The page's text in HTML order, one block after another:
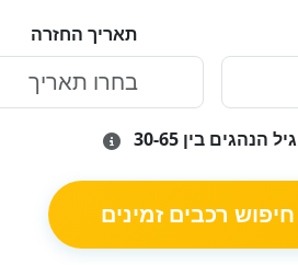
תאריך החזרה
גיל הנהגים בין 30-65
חיפוש רכבים זמינים